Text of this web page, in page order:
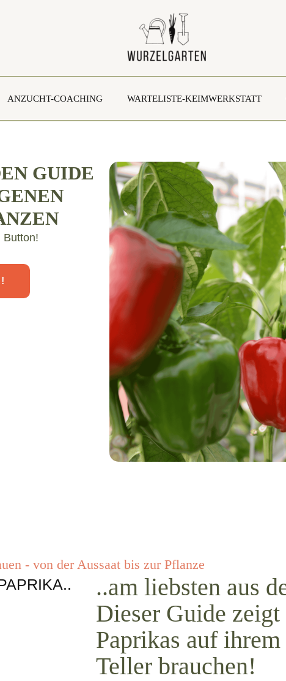
ANZUCHT-COACHING WARTELISTE-KEIMWERKSTATT
GUIDE
Button!
- von der Aussaat bis zur Pflanze
..am liebsten aus
Dieser Guide
Paprikas auf
Teller brauchen!